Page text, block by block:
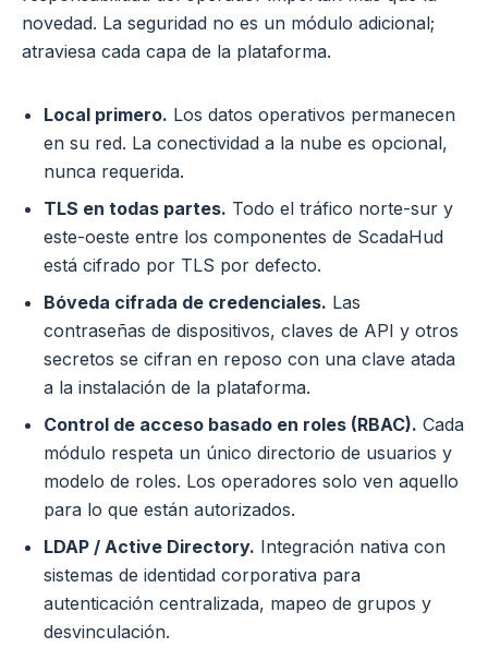
novedad. La seguridad no es un módulo adicional;
atraviesa cada capa de la plataforma.
Local primero. Los datos operativos permanecen
en su red. La conectividad a la nube es opcional,
nunca requerida.
TLS en todas partes. Todo el tráfico norte-sur y
este-oeste entre los componentes de ScadaHud
está cifrado por TLS por defecto.
Bóveda cifrada de credenciales. Las
contraseñas de dispositivos, claves de API y otros
secretos se cifran en reposo con una clave atada
a la instalación de la plataforma.
Control de acceso basado en roles (RBAC). Cada
módulo respeta un único directorio de usuarios y
modelo de roles. Los operadores solo ven aquello
para lo que están autorizados.
LDAP / Active Directory. Integración nativa con
sistemas de identidad corporativa para
autenticación centralizada, mapeo de grupos y
desvinculación.